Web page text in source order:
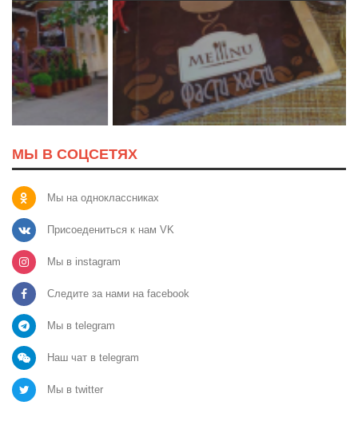
МЫ В СОЦСЕТЯХ
Мы на одноклассниках
Присоедениться к нам VK
Мы в instagram
Следите за нами на facebook
Мы в telegram
Наш чат в telegram
Мы в twitter